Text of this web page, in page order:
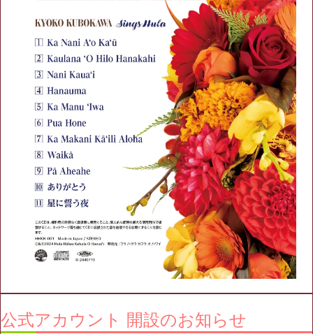
公式アカウント 開設のお知らせ